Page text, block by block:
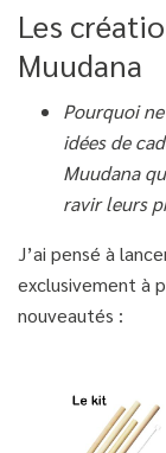
Les
Muudana
Pourquoi
idées de
Muudana
ravir leurs
J’ai pensé à
exclusivement à
nouveautés :